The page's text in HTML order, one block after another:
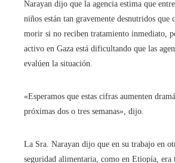
Narayan dijo que la agencia estima que
niños están tan gravemente desnutridos que
morir si no reciben tratamiento inmediato,
activo en Gaza está dificultando que las
evalúen la situación.
«Esperamos que estas cifras aumenten
próximas dos o tres semanas», dijo.
La Sra. Narayan dijo que en su trabajo en
seguridad alimentaria, como en Etiopía,